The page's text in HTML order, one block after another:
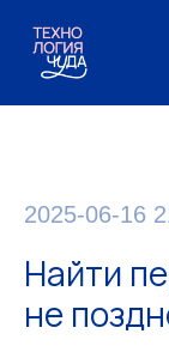
2025-06-16
Найти
не